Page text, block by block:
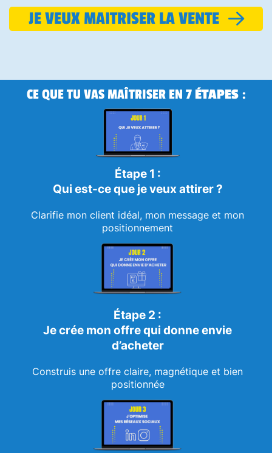
JE VEUX MAITRISER LA VENTE
CE QUE TU VAS MAÎTRISER EN 7 ÉTAPES:
Étape 1 :
Qui est-ce que je veux attirer ?
Clarifie mon client idéal, mon message et mon
positionnement
Étape 2 :
Je crée mon offre qui donne envie
d’acheter
Construis une offre claire, magnétique et bien
positionnée